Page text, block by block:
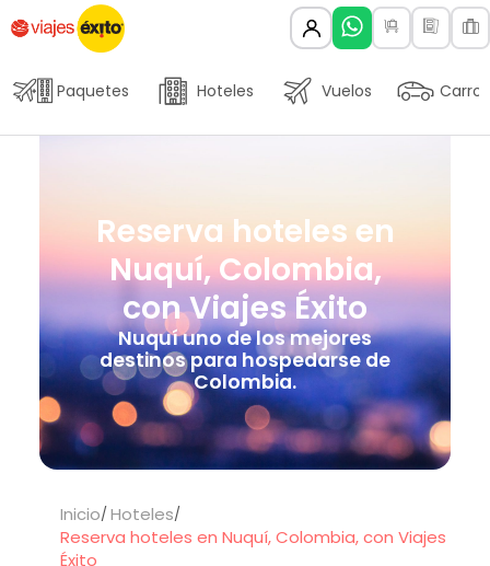
Paquetes Hoteles Vuelos Carros
Reserva hoteles en
Nuquí, Colombia,
con Viajes Éxito
Nuquí uno de los mejores
destinos para hospedarse de
Colombia.
Inicio Hoteles
Reserva hoteles en Nuquí, Colombia, con Viajes
Éxito